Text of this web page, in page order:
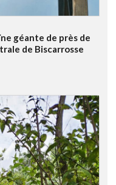
géante de près de
de Biscarrosse